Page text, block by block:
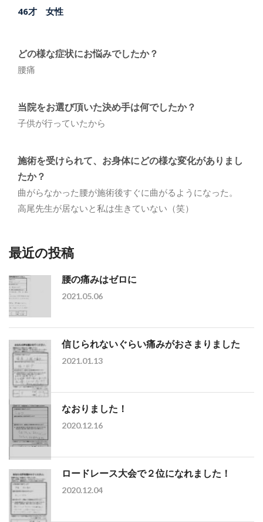
46才 女性
どの様な症状にお悩みでしたか？
腰痛
当院をお選び頂いた決め手は何でしたか？
子供が行っていたから
施術を受けられて、お身体にどの様な変化がありまし
たか？
曲がらなかった腰が施術後すぐに曲がるようになった。
高尾先生が居ないと私は生きていない（笑）
最近の投稿
腰の痛みはゼロに
2021.05.06
信じられないぐらい痛みがおさまりました
2021.01.13
なおりました！
2020.12.16
ロードレース大会で２位になれました！
2020.12.04